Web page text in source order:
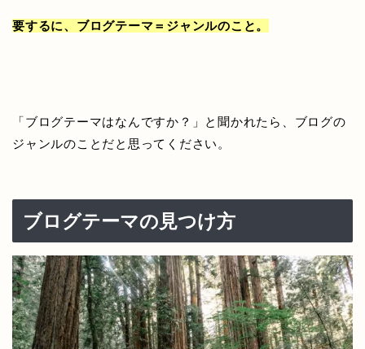
要するに、ブログテーマ＝ジャンルのこと。
「ブログテーマはなんですか？」と聞かれたら、ブログの
ジャンルのことだと思ってください。
ブログテーマの見つけ方